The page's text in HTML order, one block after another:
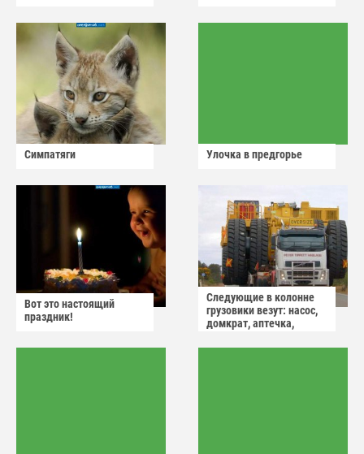
Симпатяги Улочка в предгорье
Вот это настоящий
праздник!
Следующие в колонне
грузовики везут: насос,
домкрат, аптечка,